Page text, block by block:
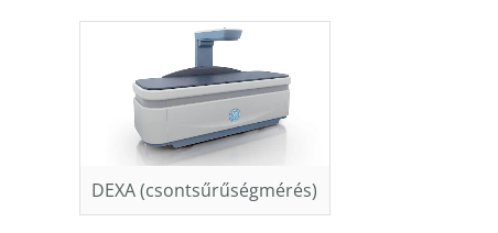
DEXA (csontsűrűségmérés)